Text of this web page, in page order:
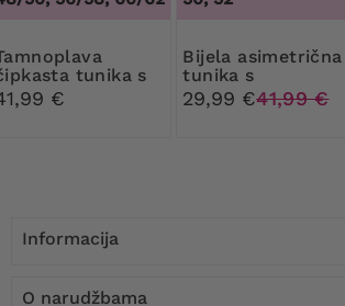
tunika s
i sivim
€
Bijela asimetrična
tunika s
tamnoplavim
uzorkom
29,99 €41,99 €
Informacija
O narudžbama